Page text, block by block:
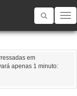
Toggle
em
apenas 1 minuto: